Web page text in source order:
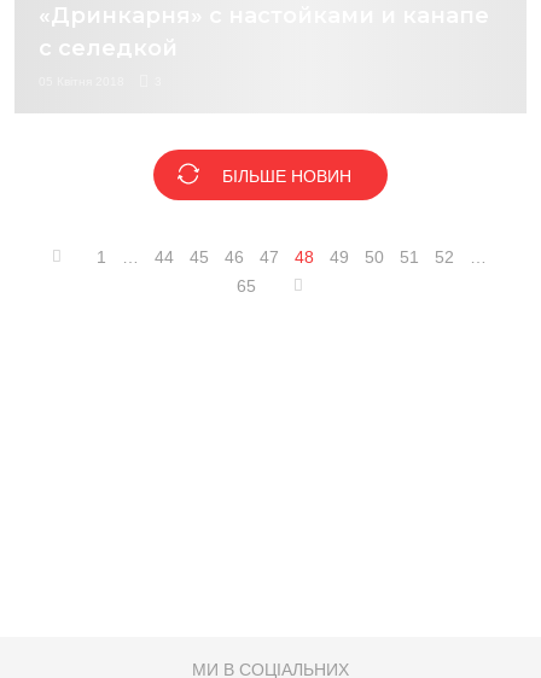
«Дринкарня» с настойками и канапе
с селедкой
БІЛЬШЕ НОВИН
1 44 45 46 47 48 49 50 51 52
65
МИ В СОЦІАЛЬНИХ